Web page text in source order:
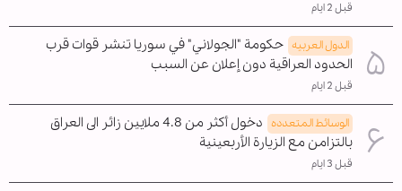
قبل 2 ايام
الدول العربیه حكومة "الجولاني" في سوريا تنشر قوات قرب
الحدود العراقية دون إعلان عن السبب
قبل 2 ايام
الوسائط المتعدده
دخول أكثر من 4.8 ملايين زائر الى العراق
بالتزامن مع الزيارة الأربعينية
قبل 3 ايام